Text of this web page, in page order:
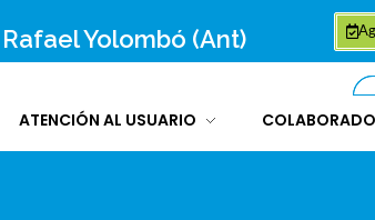
Rafael Yolombó (Ant)
ATENCIÓN AL USUARIO